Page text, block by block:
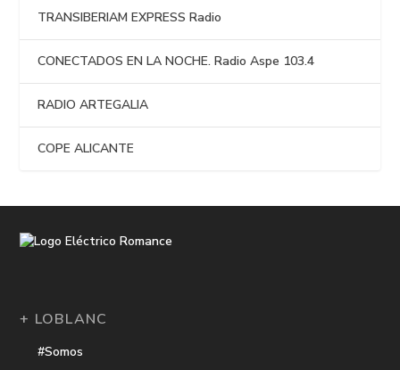
TRANSIBERIAM EXPRESS Radio
CONECTADOS EN LA NOCHE. Radio Aspe 103.4
RADIO ARTEGALIA
COPE ALICANTE
+ LOBLANC
#Somos